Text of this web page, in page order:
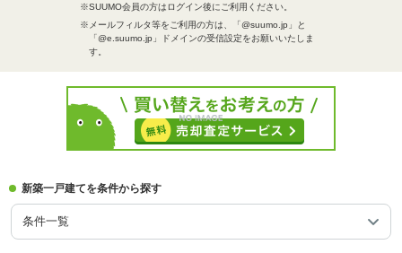
※SUUMO会員の方はログイン後にご利用ください。
※メールフィルタ等をご利用の方は、「@suumo.jp」と
「@e.suumo.jp」ドメインの受信設定をお願いいたしま
す。
新築一戸建てを条件から探す
条件一覧